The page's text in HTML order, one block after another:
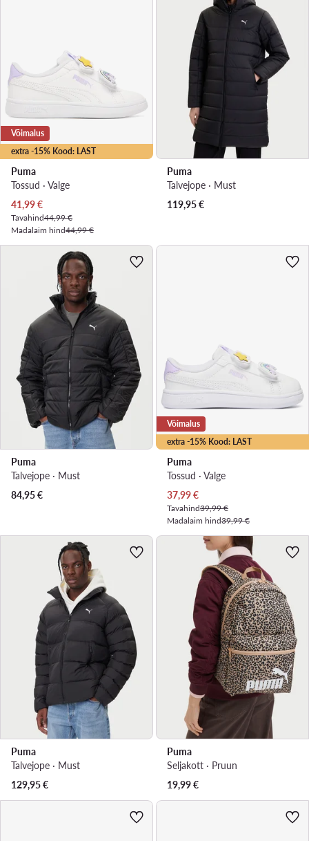
extra -15% Kood: LAST
Võimalus
Puma
Tossud · Valge
Praegune hind
41,99€
Tavahind44,99 €
Madalaim hind44,99 €
Puma
Talvejope · Must
119,95€
Puma
Talvejope · Must
84,95€
extra -15% Kood: LAST
Võimalus
Puma
Tossud · Valge
Praegune hind
37,99€
Tavahind39,99 €
Madalaim hind39,99 €
Puma
Talvejope · Must
129,95€
Puma
Seljakott · Pruun
19,99€